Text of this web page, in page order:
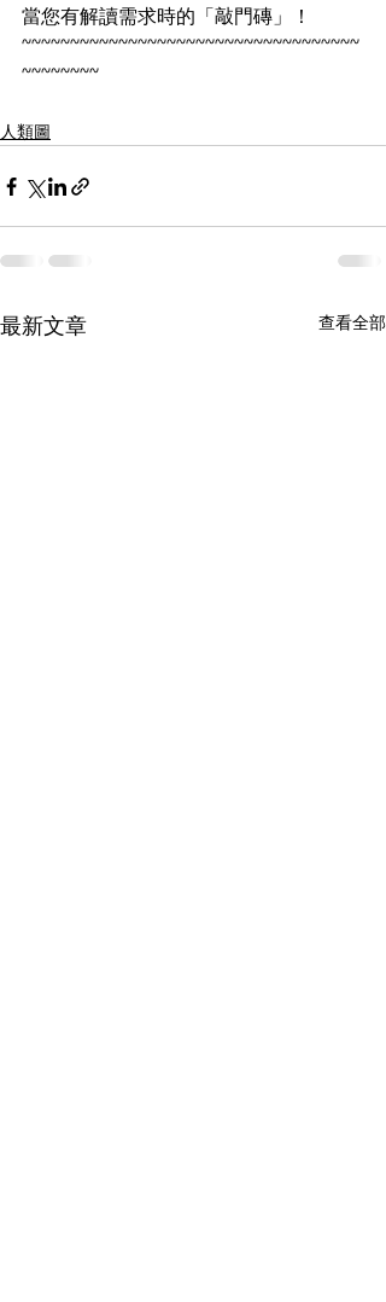
當您有解讀需求時的「敲門磚」！
~~~~~~~~~~~~~~~~~~~~~~~~~~~~~~~~~~~
~~~~~~~~
人類圖
最新文章 查看全部